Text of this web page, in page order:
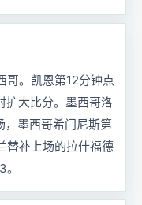
哥。凯恩第12分钟点
扩大比分。墨西哥洛
，墨西哥希门尼斯第
替补上场的拉什福德